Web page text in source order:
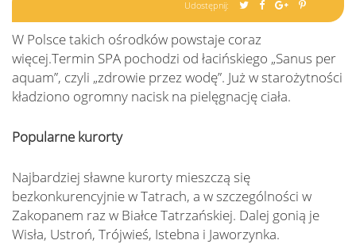
Udostępnij:
W Polsce takich ośrodków powstaje coraz
więcej.Termin SPA pochodzi od łacińskiego „Sanus per
aquam”, czyli „zdrowie przez wodę”. Już w starożytności
kładziono ogromny nacisk na pielęgnację ciała.
Popularne kurorty
Najbardziej sławne kurorty mieszczą się
bezkonkurencyjnie w Tatrach, a w szczególności w
Zakopanem raz w Białce Tatrzańskiej. Dalej gonią je
Wisła, Ustroń, Trójwieś, Istebna i Jaworzynka.